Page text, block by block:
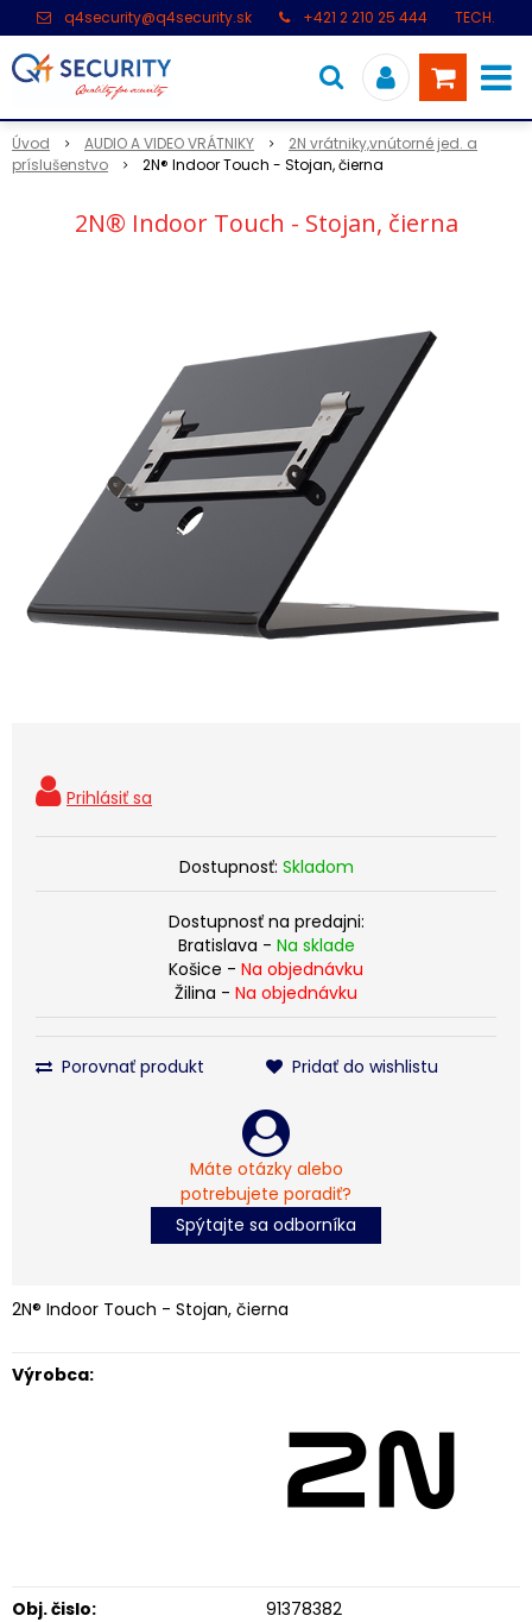
q4security@q4security.sk +421 2 210 25 444
TECH.
Úvod AUDIO A VIDEO VRÁTNIKY
2N vrátniky,vnútorné jed. a
príslušenstvo
2N® Indoor Touch - Stojan, čierna
2N® Indoor Touch - Stojan, čierna
Dostupnosť: Skladom
Dostupnosť na predajni:
Bratislava - Na sklade
Košice - Na objednávku
Žilina - Na objednávku
Porovnať produkt Pridať do wishlistu
Máte otázky alebo
potrebujete poradiť?
Spýtajte sa odborníka
2N® Indoor Touch - Stojan, čierna
Výrobca:
Obj. čislo:
91378382